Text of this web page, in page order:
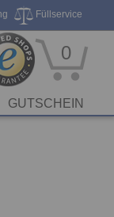
Füllservice
Reinigungsservice
0
GUTSCHEIN